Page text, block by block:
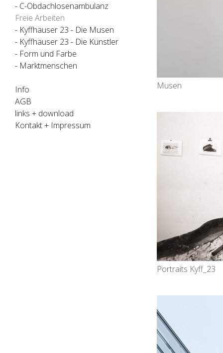
- C-Obdachlosenambulanz
Freie Arbeiten
- Kyffhäuser 23 - Die Musen
- Kyffhäuser 23 - Die Künstler
- Form und Farbe
- Marktmenschen
Info
AGB
links + download
Kontakt + Impressum
Musen
Portraits Kyff_23